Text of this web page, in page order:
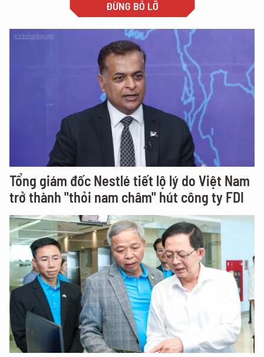
ĐỪNG BỎ LỠ
Tổng giám đốc Nestlé tiết lộ lý do Việt Nam
trở thành "thỏi nam châm" hút công ty FDI